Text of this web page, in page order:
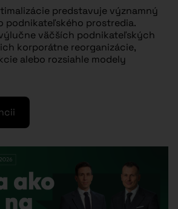
predstavuje významný
podnikateľského prostredia.
väčších podnikateľských
korporátne reorganizácie,
alebo rozsiahle modely